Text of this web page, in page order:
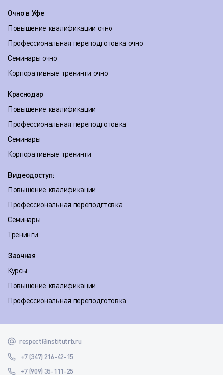
Очно в Уфе
Повышение квалификации очно
Профессиональная переподготовка очно
Семинары очно
Корпоративные тренинги очно
Краснодар
Повышение квалификации
Профессиональная переподготовка
Семинары
Корпоративные тренинги
Видеодоступ:
Повышение квалификации
Профессиональная переподгтовка
Семинары
Тренинги
Заочная
Курсы
Повышение квалификации
Профессиональная переподготовка
respect@institutrb.ru
+7 (347) 216-42-15
+7 (909) 35-111-25